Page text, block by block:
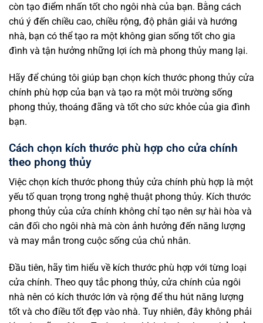
còn tạo điểm nhấn tốt cho ngôi nhà của bạn. Bằng cách
chú ý đến chiều cao, chiều rộng, độ phân giải và hướng
nhà, bạn có thể tạo ra một không gian sống tốt cho gia
đình và tận hưởng những lợi ích mà phong thủy mang lại.
Hãy để chúng tôi giúp bạn chọn kích thước phong thủy cửa
chính phù hợp của bạn và tạo ra một môi trường sống
phong thủy, thoáng đãng và tốt cho sức khỏe của gia đình
bạn.
Cách chọn kích thước phù hợp cho cửa chính
theo phong thủy
Việc chọn kích thước phong thủy cửa chính phù hợp là một
yếu tố quan trọng trong nghệ thuật phong thủy. Kích thước
phong thủy của cửa chính không chỉ tạo nên sự hài hòa và
cân đối cho ngôi nhà mà còn ảnh hưởng đến năng lượng
và may mắn trong cuộc sống của chủ nhân.
Đầu tiên, hãy tìm hiểu về kích thước phù hợp với từng loại
cửa chính. Theo quy tắc phong thủy, cửa chính của ngôi
nhà nên có kích thước lớn và rộng để thu hút năng lượng
tốt và cho điều tốt đẹp vào nhà. Tuy nhiên, đây không phải